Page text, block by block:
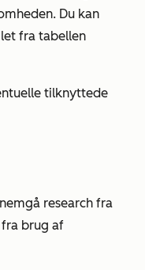
Du kan
fra tabellen
tilknyttede
research fra
brug af